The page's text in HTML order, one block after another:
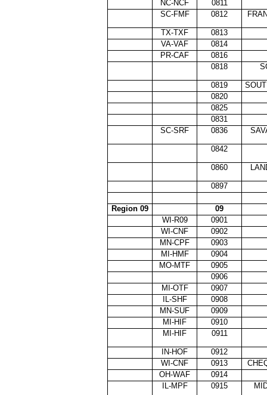
NC-NCF
0811
SC-FMF
0812
TX-TXF
0813
VA-VAF
0814
PR-CAF
0816
0818
0819
0820
0825
0831
SC-SRF
0836
0842
0860
0897
Region 09
09
WI-R09
0901
WI-CNF
0902
MN-CPF
0903
MI-HMF
0904
MO-MTF
0905
0906
MI-OTF
0907
IL-SHF
0908
MN-SUF
0909
MI-HIF
0910
MI-HIF
0911
IN-HOF
0912
WI-CNF
0913
OH-WAF
0914
IL-MPF
0915